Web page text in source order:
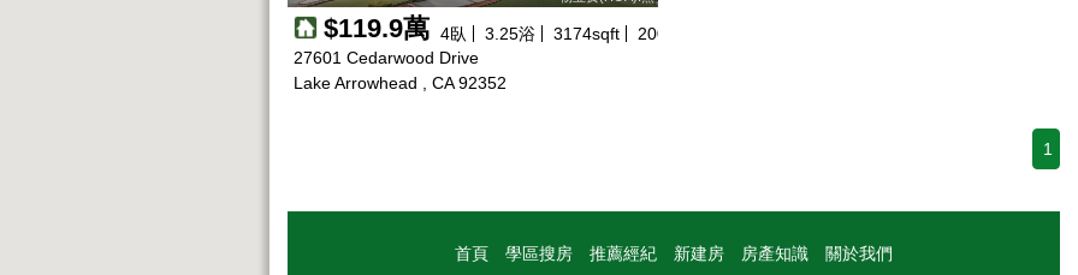
$119.9萬 4臥 3.25浴 3174sqft 2003
27601 Cedarwood Drive
Lake Arrowhead , CA 92352
1
首頁 學區搜房 推薦經紀 新建房 房產知識 關於我們